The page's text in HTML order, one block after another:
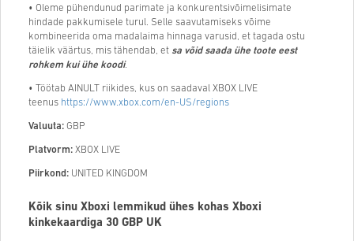
• Oleme pühendunud parimate ja konkurentsivõimelisimate
hindade pakkumisele turul. Selle saavutamiseks võime
kombineerida oma madalaima hinnaga varusid, et tagada ostu
täielik väärtus, mis tähendab, et sa võid saada ühe toote eest
rohkem kui ühe koodi.
• Töötab AINULT riikides, kus on saadaval XBOX LIVE
teenus https://www.xbox.com/en-US/regions
Valuuta: GBP
Platvorm: XBOX LIVE
Piirkond: UNITED KINGDOM
Kõik sinu Xboxi lemmikud ühes kohas Xboxi
kinkekaardiga 30 GBP UK